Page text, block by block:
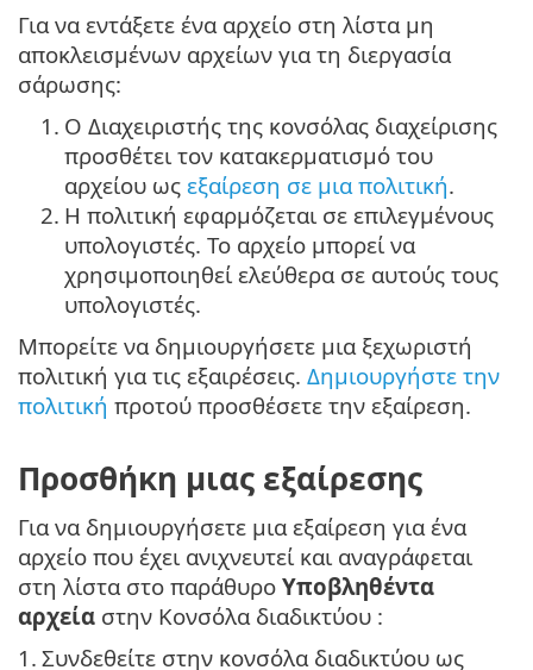
Για να εντάξετε ένα αρχείο στη λίστα μη
αποκλεισμένων αρχείων για τη διεργασία
σάρωσης:
1. Ο Διαχειριστής της κονσόλας διαχείρισης
προσθέτει τον κατακερματισμό του
αρχείου ως εξαίρεση σε μια πολιτική.
2. Η πολιτική εφαρμόζεται σε επιλεγμένους
υπολογιστές. Το αρχείο μπορεί να
χρησιμοποιηθεί ελεύθερα σε αυτούς τους
υπολογιστές.
Μπορείτε να δημιουργήσετε μια ξεχωριστή
πολιτική για τις εξαιρέσεις. Δημιουργήστε την
πολιτική προτού προσθέσετε την εξαίρεση.
Προσθήκη μιας εξαίρεσης
Για να δημιουργήσετε μια εξαίρεση για ένα
αρχείο που έχει ανιχνευτεί και αναγράφεται
στη λίστα στο παράθυρο Υποβληθέντα
αρχεία στην Κονσόλα διαδικτύου :
1. Συνδεθείτε στην κονσόλα διαδικτύου ως